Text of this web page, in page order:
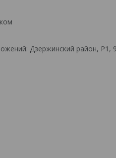
Дзержинский район, Р1,